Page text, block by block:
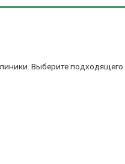
Выберите подходящего